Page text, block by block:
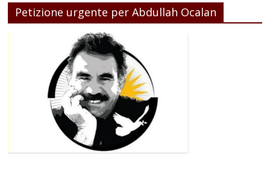
Petizione urgente per Abdullah Ocalan